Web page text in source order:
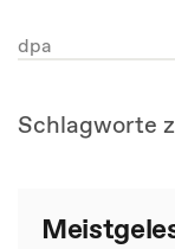
dpa
Schlagworte